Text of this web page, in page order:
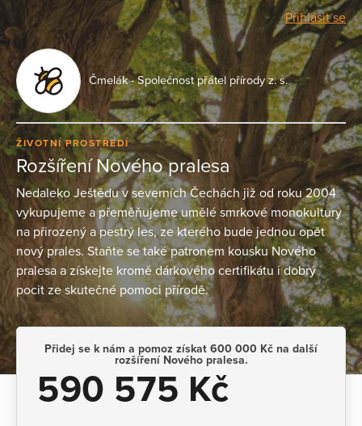
Přihlásit se
Čmelák - Společnost přátel přírody z. s.
ŽIVOTNÍ PROSTŘEDÍ
Rozšíření Nového pralesa
Nedaleko Ještědu v severních Čechách již od roku 2004
vykupujeme a přeměňujeme umělé smrkové monokultury
na přirozený a pestrý les, ze kterého bude jednou opět
nový prales. Staňte se také patronem kousku Nového
pralesa a získejte kromě dárkového certifikátu i dobrý
pocit ze skutečné pomoci přírodě.
Přidej se k nám a pomoz získat 600 000 Kč na další
rozšíření Nového pralesa.
590 575 Kč